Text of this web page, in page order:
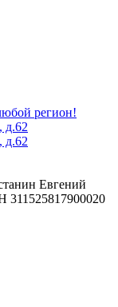
регион!
д.62
д.62
Евгений